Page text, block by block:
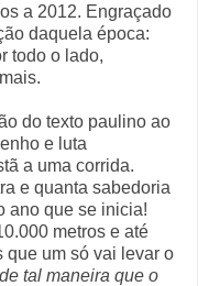
a 2012. Engraçado
daquela época:
todo o lado,
do texto paulino ao
e luta
a uma corrida.
e quanta sabedoria
ano que se inicia!
metros e até
que um só vai levar o
tal maneira que o